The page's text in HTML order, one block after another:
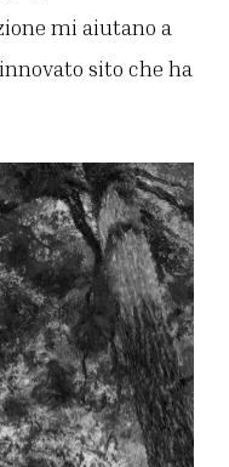
mi aiutano a
sito che ha